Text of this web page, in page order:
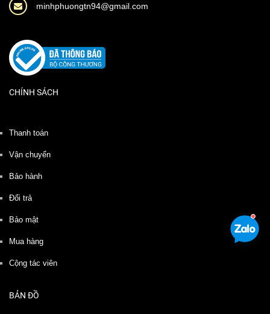
minhphuongtn94@gmail.com
CHÍNH SÁCH
Thanh toán
Vận chuyển
Bảo hành
Đổi trả
Bảo mật
Mua hàng
Cộng tác viên
BẢN ĐỒ